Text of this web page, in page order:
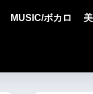
MUSIC/ボカロ